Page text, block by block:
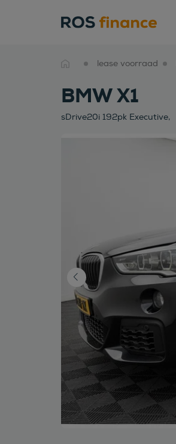
lease voorraad
BMW X1
sDrive20i 192pk Executive,